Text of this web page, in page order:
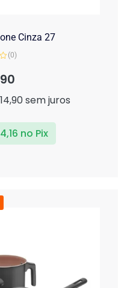
Cinza 27
(0)
14,90sem juros
no Pix